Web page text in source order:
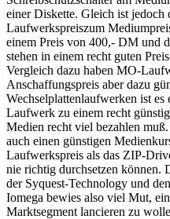
einer Diskette. Gleich ist jedoch
Laufwerkspreiszum
einem Preis von 400,- DM und
stehen in einem recht guten
Vergleich dazu haben MO-
Anschaffungspreis aber dazu
Wechselplattenlaufwerken ist
Laufwerk zu einem recht
Medien recht viel bezahlen
auch einen günstigen
Laufwerkspreis als das ZIP-
nie richtig durchsetzen können.
der Syquest-Technology und
Iomega bewies also viel Mut,
Marktsegment lancieren zu